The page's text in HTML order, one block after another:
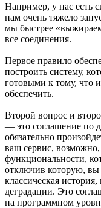
Например, у нас есть
нам очень тяжело
мы быстрее
все соединения.
Первое правило
построить систему,
готовыми к тому, что
обеспечить.
Второй вопрос и
— это соглашение по
обязательно
ваш сервис, возможно,
функциональности,
отключив которую, вы
классическая
деградации. Это
на программном